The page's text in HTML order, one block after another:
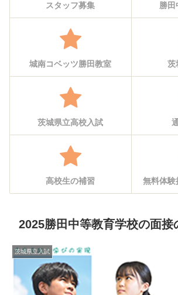
スタッフ募集 勝田
城南コベッツ勝田教室 茨
茨城県立高校入試
高校生の補習 無料体験
2025勝田中等教育学校の面接
茨城県立入試